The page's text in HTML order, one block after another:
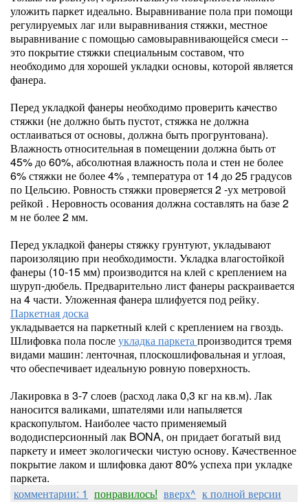
уложить паркет идеально. Выравнивание пола при помощи
регулируемых лаг или выравнивания стяжки, местное
выравнивание с помощью самовыравнивающейся смеси --
это покрытие стяжки специальным составом, что
необходимо для хорошей укладки основы, которой является
фанера.
Перед укладкой фанеры необходимо проверить качество
стяжки (не должно быть пустот, стяжка не должна
остлаиваться от основы, должна быть прогрунтована).
Влажность относительная в помещении должна быть от
45% до 60%, абсолютная влажность пола и стен не более
6% стяжки не более 4% , температура от 14 до 25 градусов
по Цельсию. Ровность стяжки проверяется 2 -ух метровой
рейкой . Неровность осования должна составлять на базе 2
м не более 2 мм.
Перед укладкой фанеры стяжку грунтуют, укладывают
пароизоляцию при необходимости. Укладка влагостойкой
фанеры (10-15 мм) производится на клей с креплением на
шуруп-дюбель. Предварительно лист фанеры раскраивается
на 4 части. Уложенная фанера шлифуется под рейку.
Паркетная доска
укладывается на паркетный клей с креплением на гвоздь.
Шлифовка пола послеукладка паркетапроизводится тремя
видами машин: ленточная, плоскошлифовальная и углоая,
что обеспечивает идеальную ровную поверхность.
Лакировка в 3-7 слоев (расход лака 0,3 кг на кв.м). Лак
наносится валиками, шпателями или напыляется
краскопультом. Наиболее часто применяемый
вододисперсионный лак BONA, он придает богатый вид
паркету и имеет экологически чистую основу. Качественное
покрытие лаком и шлифовка дают 80% успеха при укладке
паркета.
комментарии: 1 понравилось! вверх^ к полной версии